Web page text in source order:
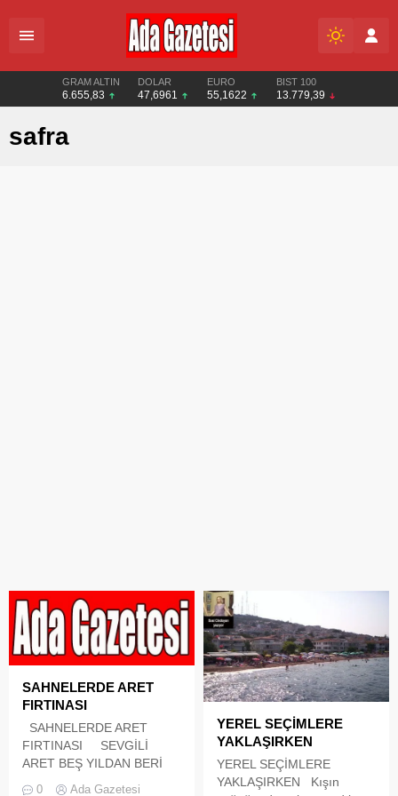
GRAM ALTIN
6.655,83
DOLAR
47,6961
EURO
55,1622
BIST 100
13.779,39
safra
SAHNELERDE ARET
FIRTINASI
SAHNELERDE ARET
FIRTINASI SEVGİLİ
ARET BEŞ YILDAN BERİ
0 Ada Gazetesi
YEREL SEÇİMLERE
YAKLAŞIRKEN
YEREL SEÇİMLERE
YAKLAŞIRKEN Kışın